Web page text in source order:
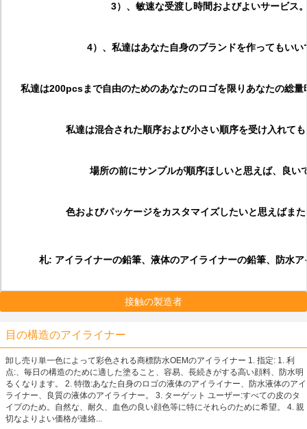
3）、敏速な受渡し時間およびよいサービス
4）、私達はあなた自身のブランドを作ってもいい
私達は200pcsまで自由のためのあなたのロゴを限りあなたの総量
私達は混合された順序および小さい順序を受け入れて
場所の前にサンプルが順序ほしいと思えば、良い
色およびパッケージをカスタマイズしたいと思えばま
札: アイライナーの鉛筆、液体のアイライナーの鉛筆、防水
接触の製造者
目の構造のアイライナー
卸し売り単一色によって彩色される商標防水OEMのアイライナー 1. 指定: 1. 利
点:、毎日の構造のために適した塗ること、容易、長続きがする高い顔料、防水明
るくなります。 2. 特徴:あなた自身のロゴの液体のアイライナー、防水液体のアイ
ライナー、良質の液体のアイライナー。 3. ターゲット ユーザー:すべての皮のタ
イプのため。自然な、耐久、血色の良い顔色等に特にそれらのために希望。 4. 親
切なよりよい価格が連絡...